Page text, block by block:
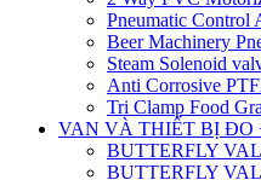
Pneumatic Control
Beer Machinery
Steam Solenoid
Anti Corrosive
Tri Clamp Food
VAN VÀ THIẾT BỊ ĐO
BUTTERFLY
BUTTERFLY